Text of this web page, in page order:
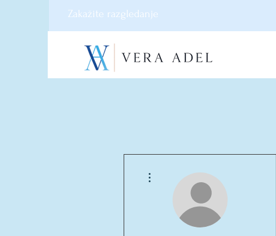
Zakažite razgledanje